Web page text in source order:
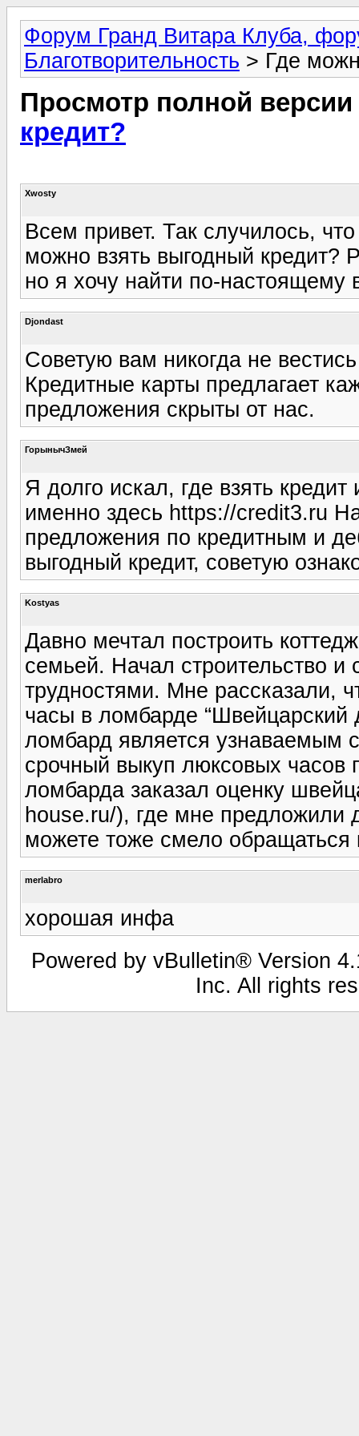
Форум Гранд Витара Клуба,
Благотворительность > Где
Просмотр полной
кредит?
Xwosty
Всем привет. Так случилось,
можно взять выгодный кредит?
но я хочу найти по-настоящему
Djondast
Советую вам никогда не
Кредитные карты предлагает
предложения скрыты от нас.
ГорынычЗмей
Я долго искал, где взять
именно здесь https://credit3.ru
предложения по кредитным и
выгодный кредит, советую
Kostyas
Давно мечтал построить
семьей. Начал строительство
трудностями. Мне рассказали,
часы в ломбарде “Швейцарский
ломбард является узнаваемым
срочный выкуп люксовых часов
ломбарда заказал оценку
house.ru/), где мне предложили
можете тоже смело обращаться
merlabro
хорошая инфа
Powered by vBulletin® Version
Inc. All rights